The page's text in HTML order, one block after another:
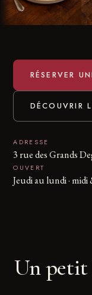
RÉSERVER
DÉCOUVRIR
ADRESSE
3 rue des Grands
OUVERT
Jeudi au lundi ·
Un